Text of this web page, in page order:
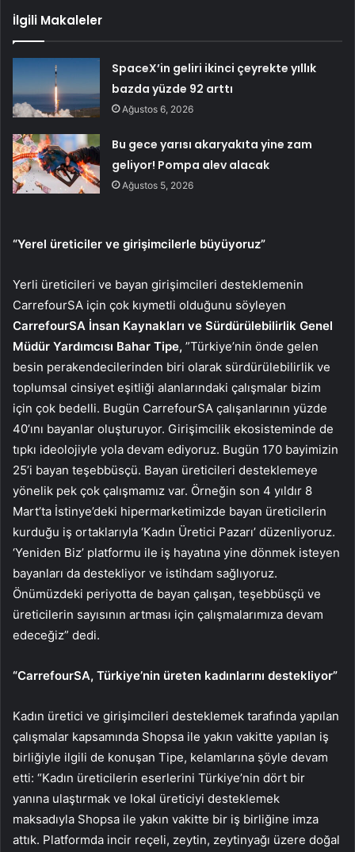
İlgili Makaleler
SpaceX’in geliri ikinci çeyrekte yıllık
bazda yüzde 92 arttı
Ağustos 6, 2026
Bu gece yarısı akaryakıta yine zam
geliyor! Pompa alev alacak
Ağustos 5, 2026
“Yerel üreticiler ve girişimcilerle büyüyoruz”
Yerli üreticileri ve bayan girişimcileri desteklemenin
CarrefourSA için çok kıymetli olduğunu söyleyen
CarrefourSA İnsan Kaynakları ve Sürdürülebilirlik Genel
Müdür Yardımcısı Bahar Tipe, ”Türkiye’nin önde gelen
besin perakendecilerinden biri olarak sürdürülebilirlik ve
toplumsal cinsiyet eşitliği alanlarındaki çalışmalar bizim
için çok bedelli. Bugün CarrefourSA çalışanlarının yüzde
40’ını bayanlar oluşturuyor. Girişimcilik ekosisteminde de
tıpkı ideolojiyle yola devam ediyoruz. Bugün 170 bayimizin
25’i bayan teşebbüsçü. Bayan üreticileri desteklemeye
yönelik pek çok çalışmamız var. Örneğin son 4 yıldır 8
Mart’ta İstinye’deki hipermarketimizde bayan üreticilerin
kurduğu iş ortaklarıyla ‘Kadın Üretici Pazarı’ düzenliyoruz.
‘Yeniden Biz’ platformu ile iş hayatına yine dönmek isteyen
bayanları da destekliyor ve istihdam sağlıyoruz.
Önümüzdeki periyotta de bayan çalışan, teşebbüsçü ve
üreticilerin sayısının artması için çalışmalarımıza devam
edeceğiz” dedi.
“CarrefourSA, Türkiye’nin üreten kadınlarını destekliyor”
Kadın üretici ve girişimcileri desteklemek tarafında yapılan
çalışmalar kapsamında Shopsa ile yakın vakitte yapılan iş
birliğiyle ilgili de konuşan Tipe, kelamlarına şöyle devam
etti: “Kadın üreticilerin eserlerini Türkiye’nin dört bir
yanına ulaştırmak ve lokal üreticiyi desteklemek
maksadıyla Shopsa ile yakın vakitte bir iş birliğine imza
attık. Platformda incir reçeli, zeytin, zeytinyağı üzere doğal